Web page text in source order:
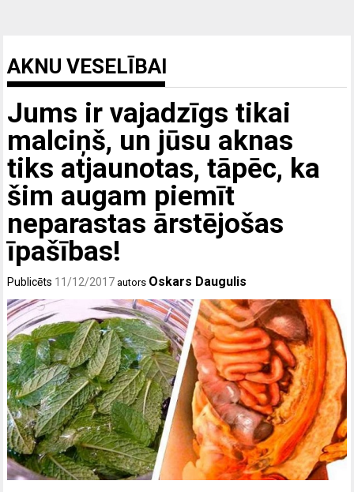
AKNU VESELĪBAI
Jums ir vajadzīgs tikai
malciņš, un jūsu aknas
tiks atjaunotas, tāpēc, ka
šim augam piemīt
neparastas ārstējošas
īpašības!
Publicēts 11/12/2017 autors Oskars Daugulis